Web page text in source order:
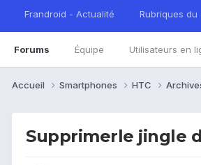
Frandroid - Actualité Rubriques du
Forums Équipe Utilisateurs en
Accueil Smartphones HTC
Supprimerle jingle